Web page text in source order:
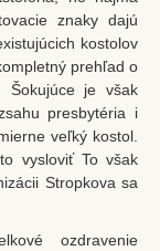
znaky dajú
kostolov
prehľad o
Šokujúce je však
presbytéria i
veľký kostol.
vysloviť To však
Stropkova sa
ozdravenie